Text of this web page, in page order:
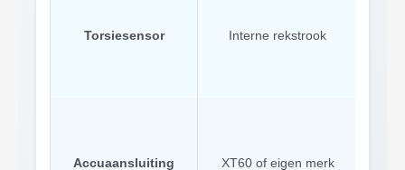
Torsiesensor Interne rekstrook
Accuaansluiting XT60 of eigen merk